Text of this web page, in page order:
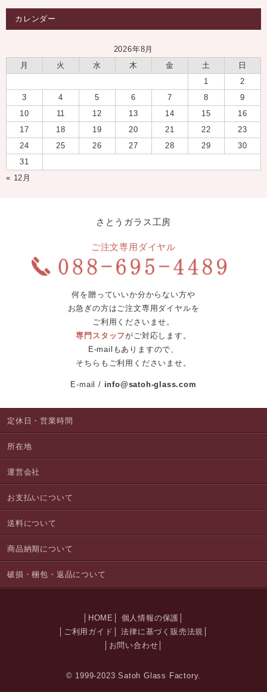
カレンダー
2026年8月
月
火 水 木 金 土
日
1
2
3
4 5 6 7 8
9
10
11 12 13 14 15
16
17
18 19 20 21 22
23
24
25 26 27 28 29
30
31
« 12月
さとうガラス工房
ご注文専用ダイヤル
何を贈っていいか分からない方や
お急ぎの方はご注文専用ダイヤルを
ご利用くださいませ。
専門スタッフがご対応します。
E-mailもありますので、
そちらもご利用くださいませ。
E-mail info@satoh-glass.com
定休日・営業時間
所在地
運営会社
お支払いについて
送料について
商品納期について
破損・梱包・返品について
HOME
個人情報の保護
ご利用ガイド
法律に基づく販売法規
お問い合わせ
© 1999-2023 Satoh Glass Factory.